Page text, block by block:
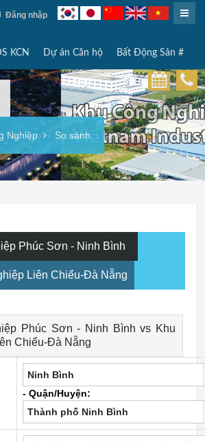
Đăng nhập
KCN Dự án Căn hộ Bất Động Sản #
Nghiệp So sánh
Phúc Sơn - Ninh Bình
Liên Chiểu-Đà Nẵng
Phúc Sơn - Ninh Bình vs Khu
Chiểu-Đà Nẵng
Ninh Bình
- Quận/Huyện:
Thành phố Ninh Bình